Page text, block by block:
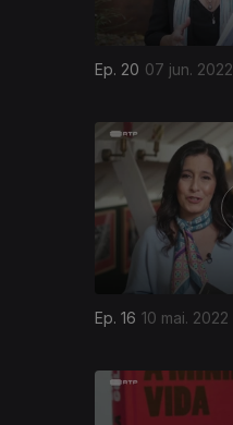
Ep. 20 07 jun. 2022
Ep. 16 10 mai. 2022
611721